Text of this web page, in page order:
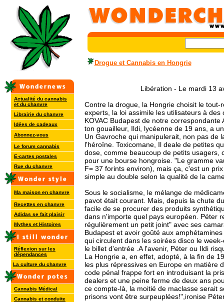
Actualité du cannabis
et du chanvre
Librairie du chanvre
Idées de cadeaux
Abonnez-vous
Le forum cannabis
E-cartes postales
Rue du chanvre
Ma maison en chanvre
Recettes en chanvre
Adidas se fait plaisir
Mythes et Histoires
Réflexion sur les
dépendances
La culture du chanvre
Cannabis Médical
Cannabis et conduite
Drogue et Cannabis en Hongrie
Libération - Le mardi 13
Contre la drogue, la Hongrie choisit le tout-
experts, la loi assimile les utilisateurs à des
KOVAC Budapest de notre correspondante
ton gouailleur, Ildi, lycéenne de 19 ans, a
Un Gavroche qui manipulerait, non pas de
l'héroïne. Toxicomane, Il deale de petites
dose, comme beaucoup de petits usagers,
pour une bourse hongroise. "Le gramme
F= 37 forints environ), mais ça, c'est un
simple au double selon la qualité de la
Sous le socialisme, le mélange de
pavot était courant. Mais, depuis la chute
facile de se procurer des produits
dans n'importe quel pays européen. Péter
régulièrement un petit joint" avec ses
Budapest et avoir goûté aux
qui circulent dans les soirées disco le
le billet d'entrée .A l'avenir, Péter ou Ildi
La Hongrie a, en effet, adopté, à la fin de
les plus répressives en Europe en matière
code pénal frappe fort en introduisant la
dealers et une peine ferme de deux ans
ce compte-là, la moitié de maclasse serait
prisons vont être surpeuplées!",ironise